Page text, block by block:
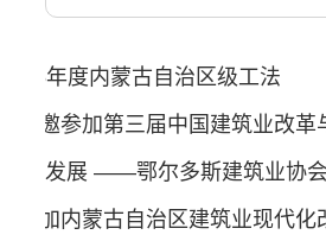
年度内蒙古自治区级工法
应邀参加第三届中国建筑业改革